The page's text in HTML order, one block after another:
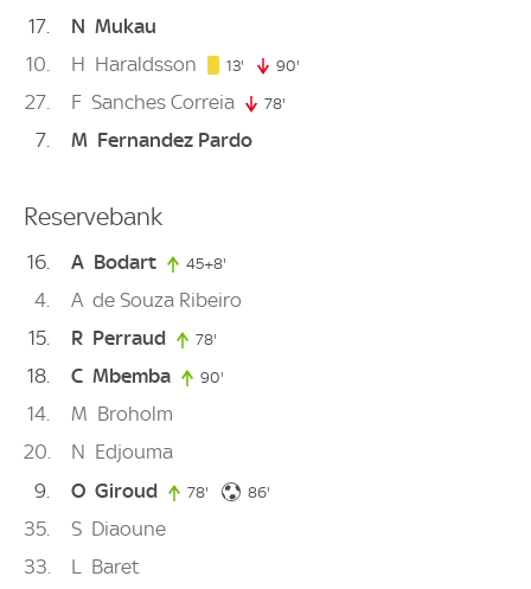
17
N Mukau
10
H Haraldsson 13' 13. minute
90'
27 F Sanches Correia 78'
7 M Fernandez Pardo
Reservebank
16 A Bodart 45+8'
4 A de Souza Ribeiro
15
R Perraud 78'
18 C Mbemba 90'
14 M Broholm
20
N Edjouma
9
O Giroud 78' 78. minute
86'
35 S Diaoune
33
L Baret